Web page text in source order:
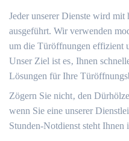
Jeder unserer Dienste wird
ausgeführt.​ Wir verwenden
um die Türöffnungen effizient
Unser Ziel ist es‚ Ihnen
Lösungen für Ihre
Zögern Sie nicht‚ den
wenn Sie eine unserer
Stunden-Notdienst steht